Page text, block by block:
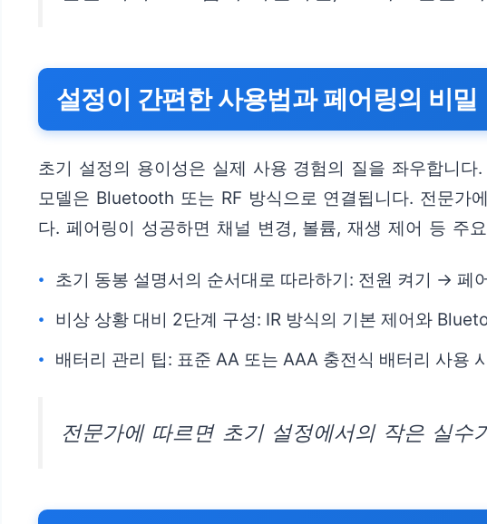
설정이 간편한 사용법과 페어링의 비밀
초기 설정의 용이성은 실제 사용 경험의 질을 좌우합니
모델은 Bluetooth 또는 RF 방식으로 연결됩니다. 전문가
다. 페어링이 성공하면 채널 변경, 볼륨, 재생 제어 등 주
초기 동봉 설명서의 순서대로 따라하기: 전원 켜기 → 페
비상 상황 대비 2단계 구성: IR 방식의 기본 제어와
배터리 관리 팁: 표준 AA 또는 AAA 충전식 배터리 사용
전문가에 따르면 초기 설정에서의 작은 실